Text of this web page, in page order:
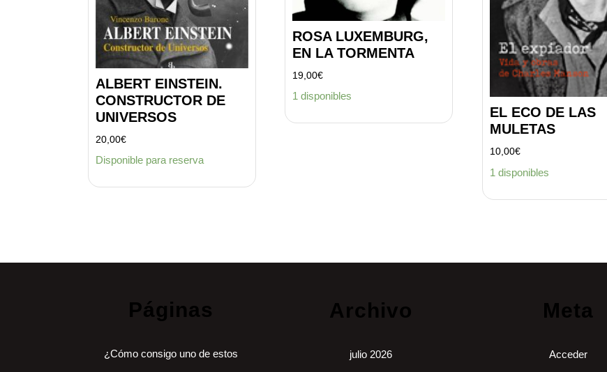
ALBERT EINSTEIN.
CONSTRUCTOR DE
UNIVERSOS
20,00€
Disponible para reserva
ROSA LUXEMBURG,
EN LA TORMENTA
19,00€
1 disponibles
EL ECO DE LAS
MULETAS
10,00€
1 disponibles
Páginas
¿Cómo consigo uno de estos
Archivo
julio 2026
Meta
Acceder